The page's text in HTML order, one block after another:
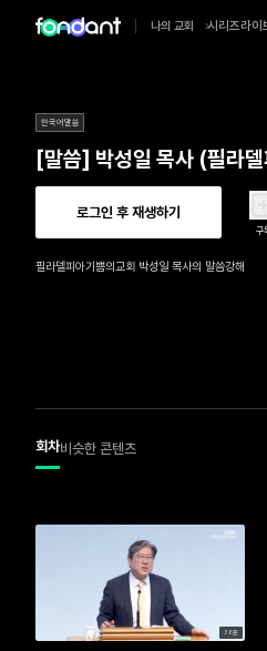
나의 교회 시리즈라이
한국어말씀
[말씀] 박성일 목사 (필라
로그인 후 재생하기
구
필라델피아기쁨의교회 박성일 목사의 말씀강해
회차비슷한 콘텐츠
38분